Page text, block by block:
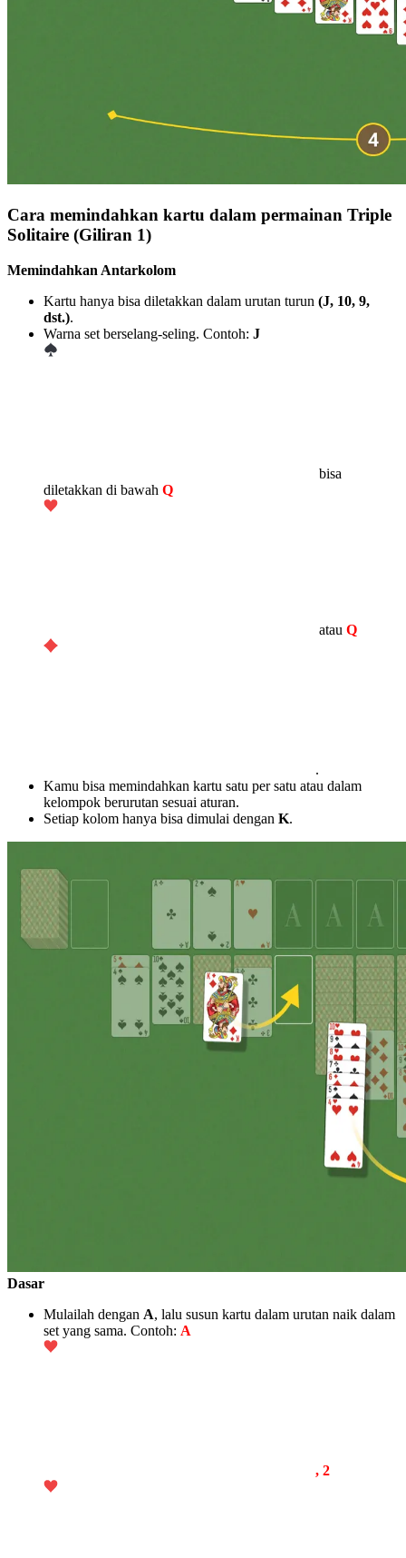
Cara memindahkan kartu dalam permainan Triple
Solitaire (Giliran 1)
Memindahkan Antarkolom
Kartu hanya bisa diletakkan dalam urutan turun (J, 10, 9,
dst.).
Warna set berselang-seling. Contoh: J
bisa
diletakkan di bawah Q
atau Q
.
Kamu bisa memindahkan kartu satu per satu atau dalam
kelompok berurutan sesuai aturan.
Setiap kolom hanya bisa dimulai dengan K.
Dasar
Mulailah dengan A, lalu susun kartu dalam urutan naik dalam
set yang sama. Contoh: A
, 2